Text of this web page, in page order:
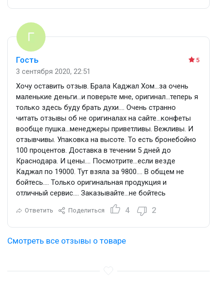
5
Гость
3 сентября 2020, 22:51
Хочу оставить отзыв. Брала Каджал Хом…за очень
маленькие деньги…и поверьте мне, оригинал…теперь я
только здесь буду брать духи…. Очень странно
читать отзывы об не оригиналах на сайте…конфеты
вообще пушка…менеджеры приветливы. Вежливы. И
отзывчивы. Упаковка на высоте. То есть бронебойно
100 процентов. Доставка в течении 5 дней до
Краснодара. И цены…. Посмотрите…если везде
Каджал по 19000. Тут взяла за 9800…. В общем не
бойтесь…. Только оригинальная продукция и
отличный сервис…. Заказывайте…не бойтесь
Ответить Поделиться 4 2
Смотреть все отзывы о товаре